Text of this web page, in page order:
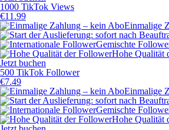
1000 TikTok Views
€11.99
Einmalige
Gemischte
Hohe Qualität
Jetzt buchen
500 TikTok Follower
€7.49
Einmalige
Gemischte
Hohe Qualität